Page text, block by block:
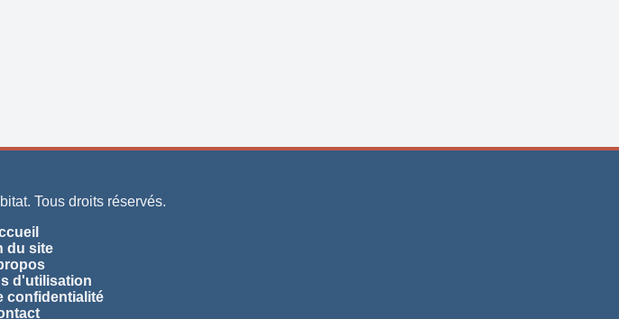
Tous droits réservés.
du site
d'utilisation
confidentialité